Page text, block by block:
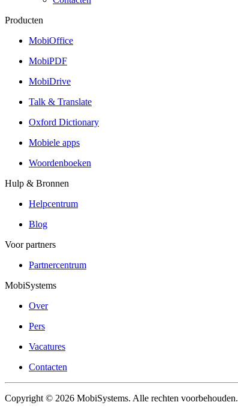
Producten
MobiOffice
MobiPDF
MobiDrive
Talk & Translate
Oxford Dictionary
Mobiele apps
Woordenboeken
Hulp & Bronnen
Helpcentrum
Blog
Voor partners
Partnercentrum
MobiSystems
Over
Pers
Vacatures
Contacten
Copyright © 2026 MobiSystems. Alle rechten voorbehouden.